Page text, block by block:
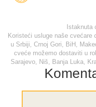
Istaknuta
Koristeći usluge naše
u Srbiji, Crnoj Gori, BiH,
cveće možemo dostaviti u
Sarajevo, Niš, Banja Luka,